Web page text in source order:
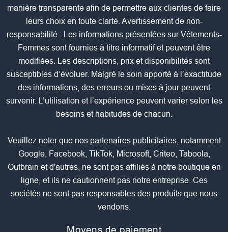
manière transparente afin de permettre aux clientes de faire
leurs choix en toute clarté. Avertissement de non-
responsabilité : Les informations présentées sur Vêtements-
Femmes sont fournies à titre informatif et peuvent être
modifiées. Les descriptions, prix et disponibilités sont
susceptibles d’évoluer. Malgré le soin apporté à l’exactitude
des informations, des erreurs ou mises à jour peuvent
survenir. L’utilisation et l’expérience peuvent varier selon les
besoins et habitudes de chacun.
Veuillez noter que nos partenaires publicitaires, notamment
Google, Facebook, TikTok, Microsoft, Criteo, Taboola,
Outbrain et d'autres, ne sont pas affiliés à notre boutique en
ligne, et ils ne cautionnent pas notre entreprise. Ces
sociétés ne sont pas responsables des produits que nous
vendons.